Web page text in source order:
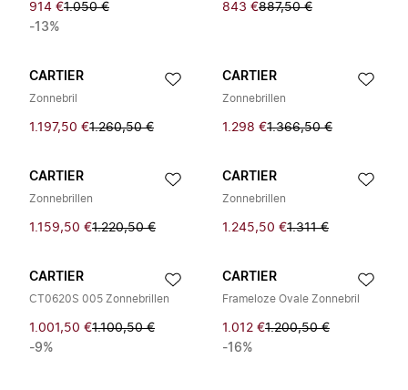
914 €1.050 €
-13%
843 €887,50 €
CARTIER
Zonnebril
1.197,50 €1.260,50 €
CARTIER
Zonnebrillen
1.298 €1.366,50 €
CARTIER
Zonnebrillen
1.159,50 €1.220,50 €
CARTIER
Zonnebrillen
1.245,50 €1.311 €
CARTIER
CT0620S 005 Zonnebrillen
1.001,50 €1.100,50 €
-9%
CARTIER
Frameloze Ovale Zonnebril
1.012 €1.200,50 €
-16%